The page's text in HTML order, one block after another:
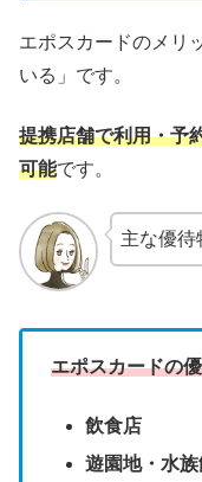
エポスカードのメリ
いる」です。
提携店舗で利用・予
可能です。
主な優待
エポスカードの
飲食店
遊園地・水族